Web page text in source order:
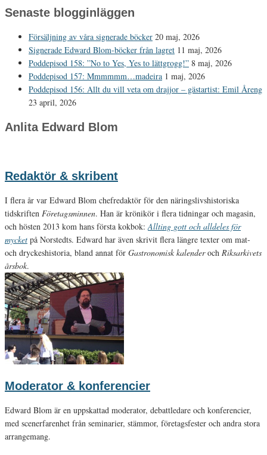
Senaste blogginläggen
Försäljning av våra signerade böcker 20 maj, 2026
Signerade Edward Blom-böcker från lagret 11 maj, 2026
Poddepisod 158: ”No to Yes, Yes to lättgrogg!” 8 maj, 2026
Poddepisod 157: Mmmmmm…madeira 1 maj, 2026
Poddepisod 156: Allt du vill veta om drajjor – gästartist: Emil Åreng
23 april, 2026
Anlita Edward Blom
Redaktör & skribent
I flera år var Edward Blom chefredaktör för den näringslivshistoriska
tidskriften Företagsminnen. Han är krönikör i flera tidningar och magasin,
och hösten 2013 kom hans första kokbok:Allting gott och alldeles för
mycket på Norstedts. Edward har även skrivit flera längre texter om mat-
och dryckeshistoria, bland annat för Gastronomisk kalenderoch Riksarkivets
årsbok.
Moderator & konferencier
Edward Blom är en uppskattad moderator, debattledare och konferencier,
med scenerfarenhet från seminarier, stämmor, företagsfester och andra stora
arrangemang.